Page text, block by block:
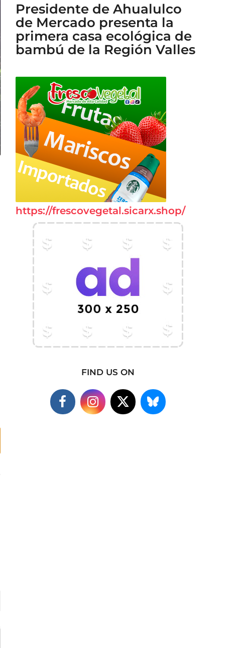
Presidente de Ahualulco
de Mercado presenta la
primera casa ecológica de
bambú de la Región Valles
https://frescovegetal.sicarx.shop/
FIND US ON